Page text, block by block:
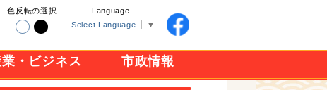
色反転の選択
Language
Select Language
▼
・ビジネス 市政情報